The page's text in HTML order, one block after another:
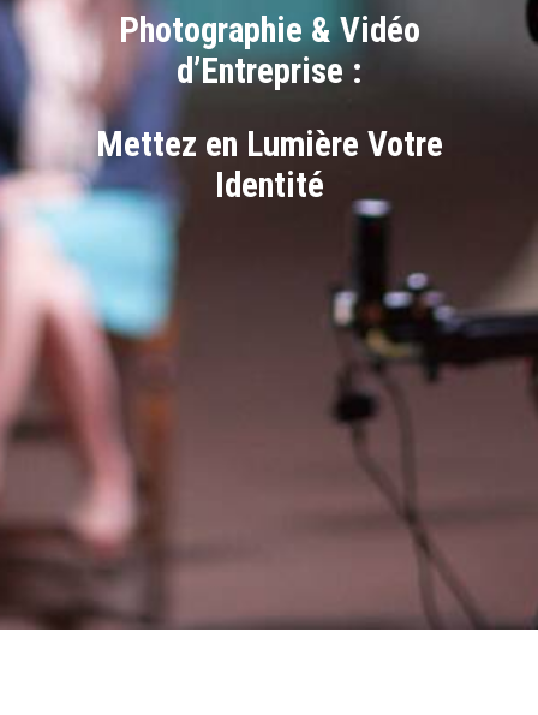
Photographie & Vidéo
d’Entreprise :
Mettez en Lumière Votre
Identité